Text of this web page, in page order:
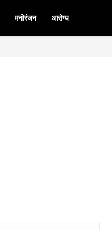
मनोरंजन आरोग्य